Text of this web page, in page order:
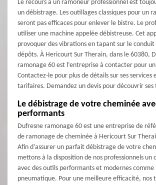
Le recours à un ramoneur professionnel est
un débistrage. Les outillages classiques pour un
seront pas efficaces pour enlever le bistre. Le
utiliser une machine appelée débistreuse. Cet
provoquer des vibrations en tapant sur le
dépôts. À Hericourt Sur Therain, dans le 60380,
ramonage 60 est l’entreprise à contacter pour
Contactez-le pour plus de détails sur ses services
tarifaires. Demandez un devis pour découvrir ses
Le débistrage de votre cheminée
performants
Dufresne ramonage 60 est une entreprise de
de ramonage de cheminée à Hericourt Sur
Afin d’assurer un parfait débistrage de votre
mettons à la disposition de nos professionnels
avec des outils performants et modernes comme
pneumatique. Pour une meilleure efficacité, nos